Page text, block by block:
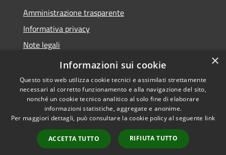
Amministrazione trasparente
Informativa privacy
Note legali
Dichiarazione di accessibilità
Accessibilità
Copyright © 2026 • Comune di
Bordano • Powered by
Municipium•
Accesso
redazione
×
Informazioni sui cookie
Questo sito web utilizza cookie tecnici e assimilati strettamente
necessari al corretto funzionamento e alla navigazione del sito,
nonché un cookie tecnico analitico al solo fine di elaborare
informazioni statistiche, aggregate e anonime.
Per maggiori dettagli, può consultare la cookie policy al seguente link
ACCETTA TUTTO RIFIUTA TUTTO